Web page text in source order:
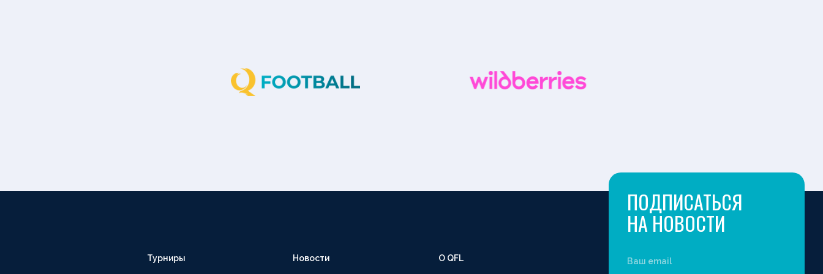
Турниры Новости О QFL
ПОДПИСАТЬСЯ
НА НОВОСТИ